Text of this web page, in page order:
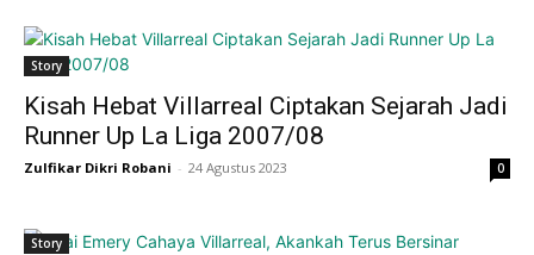
Story
Kisah Hebat Villarreal Ciptakan Sejarah Jadi
Runner Up La Liga 2007/08
Zulfikar Dikri Robani - 24 Agustus 2023 0
Story